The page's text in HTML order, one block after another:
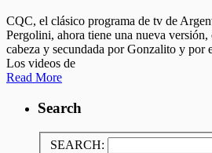
CQC, el clásico programa de tv de
Pergolini, ahora tiene una nueva versión,
cabeza y secundada por Gonzalito y por
Los videos de
Read More
Search
SEARCH: